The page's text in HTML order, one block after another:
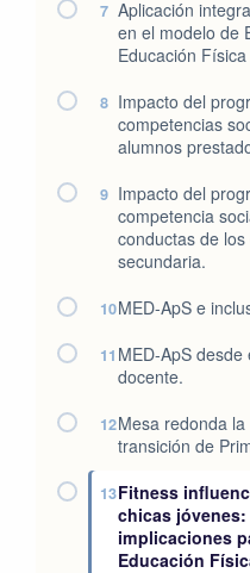
7 Aplicación
en el modelo de
Educación
8 Impacto del
competencias
alumnos
9 Impacto del
competencia
conductas de
secundaria.
10MED-ApS e
11 MED-ApS
docente.
12Mesa redonda
transición de
13Fitness
chicas
implicaciones
Educación